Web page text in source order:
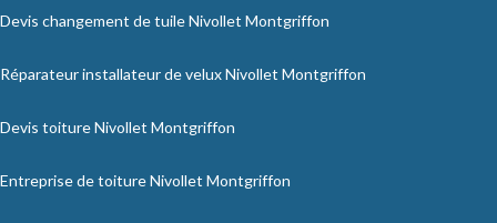
Devis changement de tuile Nivollet Montgriffon
Réparateur installateur de velux Nivollet Montgriffon
Devis toiture Nivollet Montgriffon
Entreprise de toiture Nivollet Montgriffon